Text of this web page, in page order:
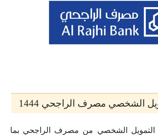
الشخصي مصرف الراجحي 1444
التمويل الشخصي من مصرف الراجحي بما